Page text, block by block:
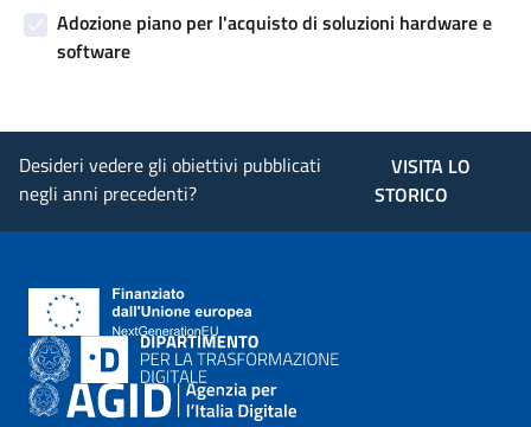
Adozione piano per l'acquisto di soluzioni hardware e
software
Desideri vedere gli obiettivi pubblicati
negli anni precedenti?
VISITA LO
STORICO